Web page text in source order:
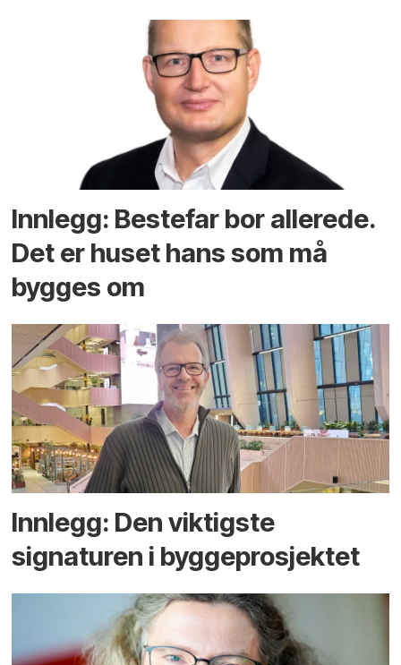
Innlegg: Bestefar bor allerede.
Det er huset hans som må
bygges om
Innlegg: Den viktigste
signaturen i bygge­­prosjektet